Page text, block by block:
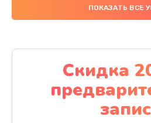
Замена
Чистка от
1060
ПОКАЗАТЬ ВСЕ
Скидка